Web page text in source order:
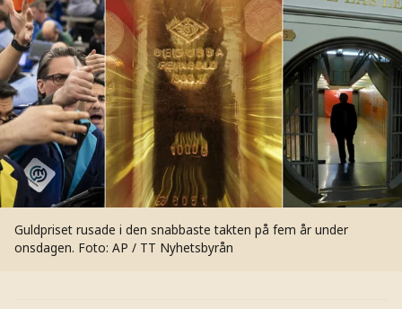
Guldpriset rusade i den snabbaste takten på fem år under
onsdagen. Foto: AP / TT Nyhetsbyrån